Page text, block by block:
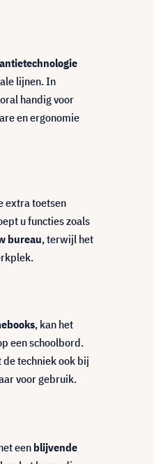
lijnen. In
handig voor
en ergonomie
extra toetsen
u functies zoals
bureau, terwijl het
, kan het
een schoolbord.
techniek ook bij
voor gebruik.
eenblijvende